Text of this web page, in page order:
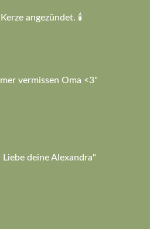
angezündet. 🕯️
vermissen Oma <3"
deine Alexandra"